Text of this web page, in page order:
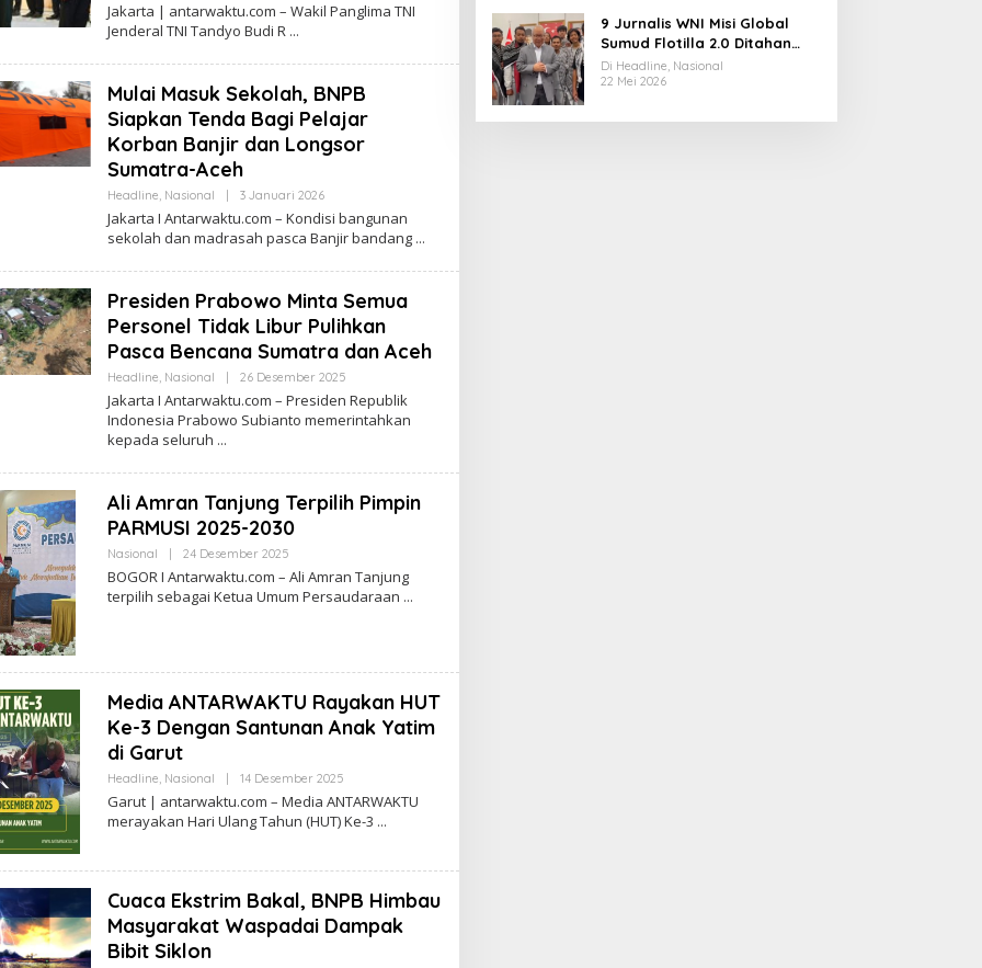
Jakarta | antarwaktu.com – Wakil Panglima TNI
Jenderal TNI Tandyo Budi R
Mulai Masuk Sekolah, BNPB
Siapkan Tenda Bagi Pelajar
Korban Banjir dan Longsor
Sumatra-Aceh
Headline, Nasional 3 Januari 2026Oleh
Jakarta I Antarwaktu.com – Kondisi bangunan
sekolah dan madrasah pasca Banjir bandang
Presiden Prabowo Minta Semua
Personel Tidak Libur Pulihkan
Pasca Bencana Sumatra dan Aceh
Headline, Nasional 26 Desember 2025Oleh
Jakarta I Antarwaktu.com – Presiden Republik
Indonesia Prabowo Subianto memerintahkan
kepada seluruh
Ali Amran Tanjung Terpilih Pimpin
PARMUSI 2025-2030
Nasional 24 Desember 2025Oleh
BOGOR I Antarwaktu.com – Ali Amran Tanjung
terpilih sebagai Ketua Umum Persaudaraan
Media ANTARWAKTU Rayakan HUT
Ke-3 Dengan Santunan Anak Yatim
di Garut
Headline, Nasional 14 Desember 2025Oleh
​Garut | antarwaktu.com – Media ANTARWAKTU
merayakan Hari Ulang Tahun (HUT) Ke-3
Cuaca Ekstrim Bakal, BNPB Himbau
Masyarakat Waspadai Dampak
Bibit Siklon
9 Jurnalis WNI Misi Global
Sumud Flotilla 2.0 Ditahan
Militer Israel, Kini Dibebaskan
dan Dievakuasi ke Istanbul
Di Headline, Nasional
22 Mei 2026